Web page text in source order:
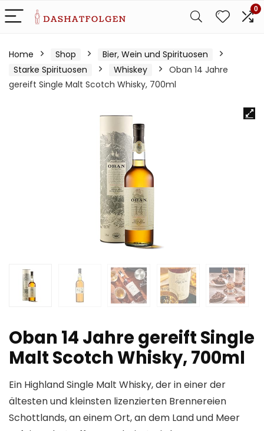
0
Home Shop
Bier, Wein und Spirituosen
Starke Spirituosen
Whiskey
Oban 14 Jahre
gereift Single Malt Scotch Whisky, 700ml
Oban 14 Jahre gereift Single
Malt Scotch Whisky, 700ml
Ein Highland Single Malt Whisky, der in einer der
ältesten und kleinsten lizenzierten Brennereien
Schottlands, an einem Ort, an dem Land und Meer